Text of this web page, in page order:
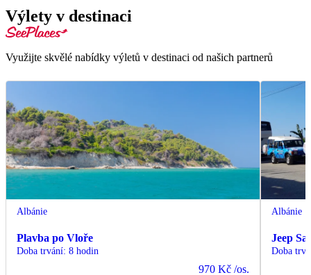
Výlety v destinaci
Využijte skvělé nabídky výletů v destinaci od našich partnerů
Albánie
Plavba po Vloře
Doba trvání: 8 hodin
970 Kč /os.
Albánie
Jeep
Doba